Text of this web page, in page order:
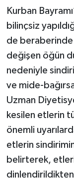
Kurban
bilinçsiz
de
değişen öğün
nedeniyle
ve mide-
Uzman
kesilen etlerin
önemli
etlerin
belirterek,